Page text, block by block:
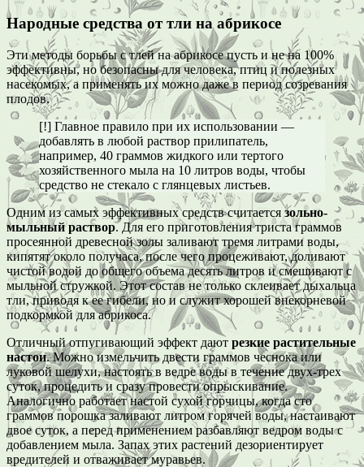
Народные средства от тли на абрикосе
Эти методы борьбы с тлей на абрикосе пусть и не на 100%
эффективны, но безопасны для человека, птиц и полезных
насекомых, а применять их можно даже в период созревания
плодов.
[!] Главное правило при их использовании —
добавлять в любой раствор прилипатель,
например, 40 граммов жидкого или тертого
хозяйственного мыла на 10 литров воды, чтобы
средство не стекало с глянцевых листьев.
Одним из самых эффективных средств считается зольно-
мыльный раствор. Для его приготовления триста граммов
просеянной древесной золы заливают тремя литрами воды,
кипятят около получаса, после чего процеживают, доливают
чистой водой до общего объема десять литров и смешивают с
мыльной стружкой. Этот состав не только склеивает дыхальца
тли, приводя к ее гибели, но и служит хорошей внекорневой
подкормкой для абрикоса.
Отличный отпугивающий эффект дают резкие растительные
настои. Можно измельчить двести граммов чеснока или
луковой шелухи, настоять в ведре воды в течение двух-трех
суток, процедить и сразу провести опрыскивание.
Аналогично работает настой сухой горчицы, когда сто
граммов порошка заливают литром горячей воды, настаивают
двое суток, а перед применением разбавляют ведром воды с
добавлением мыла. Запах этих растений дезориентирует
вредителей и отваживает муравьев.